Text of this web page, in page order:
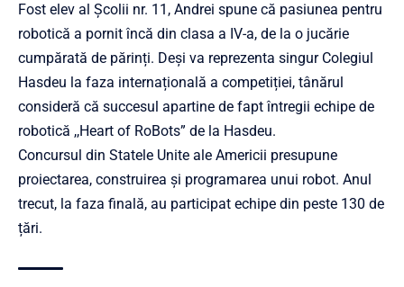
Fost elev al Școlii nr. 11, Andrei spune că pasiunea pentru
robotică a pornit încă din clasa a IV-a, de la o jucărie
cumpărată de părinți. Deși va reprezenta singur Colegiul
Hasdeu la faza internațională a competiției, tânărul
consideră că succesul apartine de fapt întregii echipe de
robotică ,,Heart of RoBots” de la Hasdeu.
Concursul din Statele Unite ale Americii presupune
proiectarea, construirea și programarea unui robot. Anul
trecut, la faza finală, au participat echipe din peste 130 de
țări.